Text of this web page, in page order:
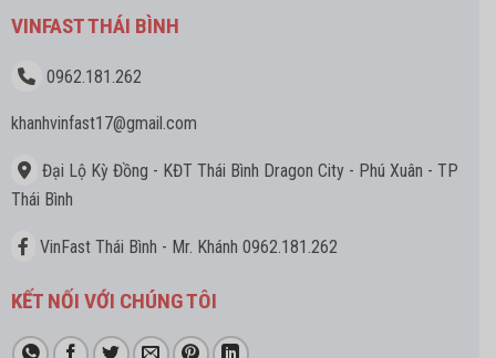
VINFAST THÁI BÌNH
0962.181.262
khanhvinfast17@gmail.com
Đại Lộ Kỳ Đồng - KĐT Thái Bình Dragon City - Phú Xuân - TP
Thái Bình
VinFast Thái Bình - Mr. Khánh 0962.181.262
KẾT NỐI VỚI CHÚNG TÔI